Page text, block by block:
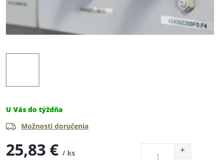
U Vás do týždňa
Možnosti doručenia
25,83 € / ks